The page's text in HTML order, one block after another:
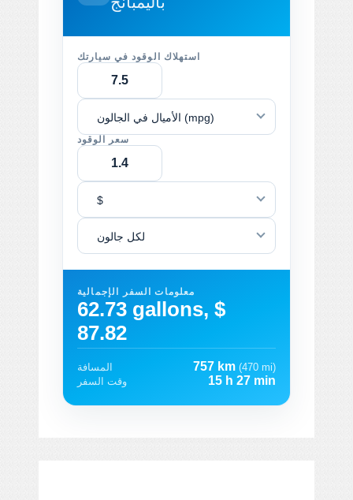
استهلاك الوقود في سيارتك
الأميال في الجالون (mpg)
سعر الوقود
$
لكل جالون
معلومات السفر الإجمالية
62.73 gallons, $
87.82
المسافة 757 km (470 mi)
وقت السفر
15 h 27 min